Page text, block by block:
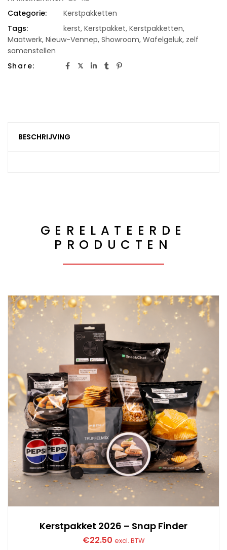
Categorie:
Kerstpakketten
Tags:
kerst, Kerstpakket, Kerstpakketten,
Maatwerk, Nieuw-Vennep, Showroom, Wafelgeluk, zelf
samenstellen
Share:
BESCHRIJVING
GERELATEERDE
PRODUCTEN
Kerstpakket 2026 – Snap Finder
€22.50 excl. BTW